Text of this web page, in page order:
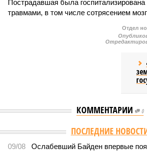
Пострадавшая была
травмами, в том числе сотрясением
Отдел
КОММЕНТАРИИ 0
ПОСЛЕДНИЕ
09/08
Ослабевший Байден впервые